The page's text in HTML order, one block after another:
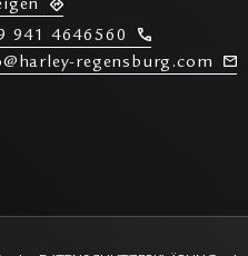
941 4646560
regensburg.com